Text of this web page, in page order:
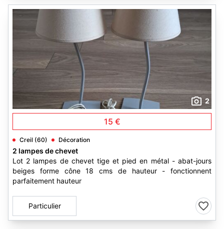
2
15 €
Creil (60) Décoration
2 lampes de chevet
Lot 2 lampes de chevet tige et pied en métal - abat-jours
beiges forme cône 18 cms de hauteur - fonctionnent
parfaitement hauteur
Particulier